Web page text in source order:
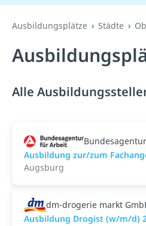
Ausbildungsplätze Städte
Alle
Ausbildung zur/zum
Augsburg
dm-drogerie markt
Ausbildung Drogist (w/m/d)